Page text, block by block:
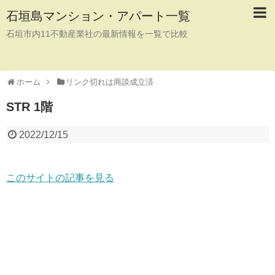
石垣島マンション・アパート一覧
石垣市内11不動産業社の最新情報を一覧で比較
ホーム リンク切れは商談成立済
STR 1階
2022/12/15
このサイトの記事を見る